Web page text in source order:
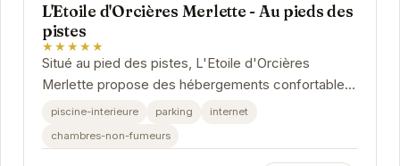
L'Etoile d'Orcières Merlette - Au pieds des
pistes
★★★★★
Situé au pied des pistes, L'Etoile d'Orcières
Merlette propose des hébergements confortables
avec une vue imprenable sur les montagnes.
piscine-interieure parking
internet
chambres-non-fumeurs